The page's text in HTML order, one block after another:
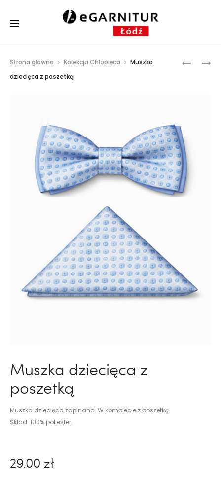
MUSZKA
MUSZKA
Strona główna Kolekcja Chłopięca
Muszka
dziecięca z poszetką
Muszka dziecięca z
poszetką
Muszka dziecięca zapinana. W komplecie z poszetką.
Skład: 100% poliester.
29.00 zł